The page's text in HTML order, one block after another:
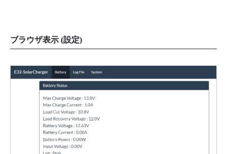
ブラウザ表示 (設定)